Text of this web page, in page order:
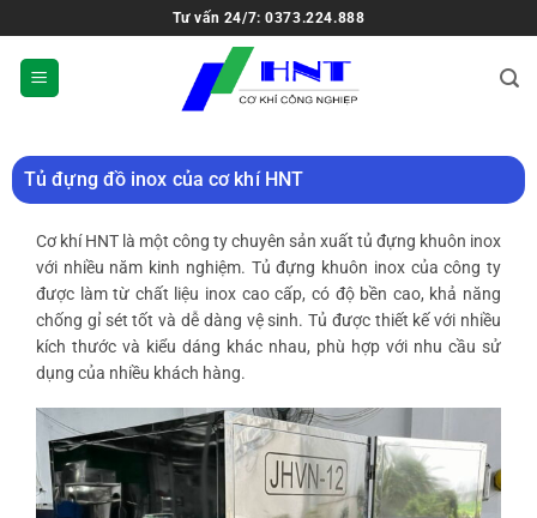
Tư vấn 24/7: 0373.224.888
Tủ đựng đồ inox của cơ khí HNT
Cơ khí HNT là một công ty chuyên sản xuất tủ đựng khuôn inox
với nhiều năm kinh nghiệm. Tủ đựng khuôn inox của công ty
được làm từ chất liệu inox cao cấp, có độ bền cao, khả năng
chống gỉ sét tốt và dễ dàng vệ sinh. Tủ được thiết kế với nhiều
kích thước và kiểu dáng khác nhau, phù hợp với nhu cầu sử
dụng của nhiều khách hàng.